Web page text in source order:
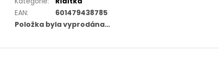
EAN:
601479438785
Položka byla vyprodána…
Z